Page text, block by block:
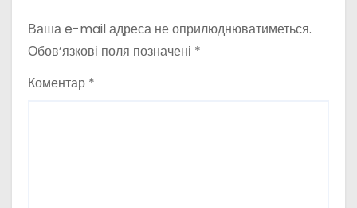
Ваша e-mail адреса не оприлюднюватиметься.
Обов’язкові поля позначені *
Коментар *